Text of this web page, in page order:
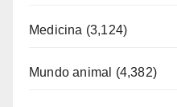
Medicina (3,124)
Mundo animal (4,382)